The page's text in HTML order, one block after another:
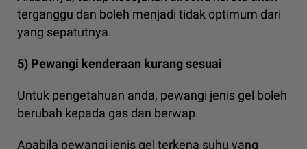
terganggu dan boleh menjadi tidak optimum dari
yang sepatutnya.
5) Pewangi kenderaan kurang sesuai
Untuk pengetahuan anda, pewangi jenis gel boleh
berubah kepada gas dan berwap.
Apabila pewangi jenis gel terkena suhu yang